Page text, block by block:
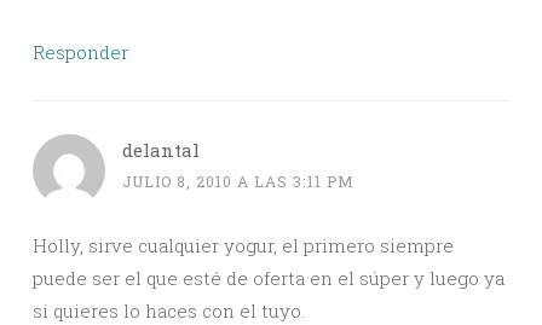
Responder
delantal
JULIO 8, 2010 A LAS 3:11 PM
Holly, sirve cualquier yogur, el primero siempre
puede ser el que esté de oferta en el súper y luego ya
si quieres lo haces con el tuyo.